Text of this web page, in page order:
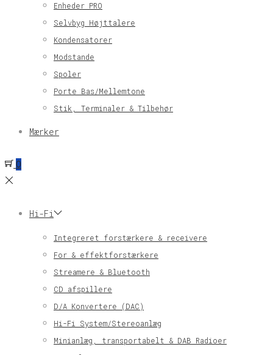
Enheder PRO
Selvbyg Højttalere
Kondensatorer
Modstande
Spoler
Porte Bas/Mellemtone
Stik, Terminaler & Tilbehør
Mærker
0
Hi-Fi
Integreret forstærkere & receivere
For & effektforstærkere
Streamere & Bluetooth
CD afspillere
D/A Konvertere (DAC)
Hi-Fi System/Stereoanlæg
Minianlæg, transportabelt & DAB Radioer